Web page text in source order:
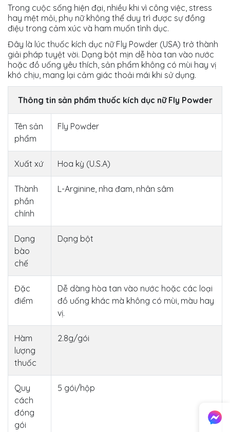
Trong cuộc sống hiện đại, nhiều khi vì công việc, stress
hay mệt mỏi, phụ nữ không thể duy trì được sự đồng
điệu trong cảm xúc và ham muốn tình dục.
Đây là lúc thuốc kích dục nữ Fly Powder (USA) trở thành
giải pháp tuyệt vời. Dạng bột mịn dễ hòa tan vào nước
hoặc đồ uống yêu thích, sản phẩm không có mùi hay vị
khó chịu, mang lại cảm giác thoải mái khi sử dụng.
Thông tin sản phẩm thuốc kích dục nữ Fly Powder
Tên sản
phẩm
Fly Powder
Xuất xứ Hoa kỳ (U.S.A)
Thành
phần
chính
L-Arginine, nha đam, nhân sâm
Dạng
bào
chế
Dạng bột
Đặc
điểm
Dễ dàng hòa tan vào nước hoặc các loại
đồ uống khác mà không có mùi, màu hay
vị.
Hàm
lượng
thuốc
2.8g/gói
Quy
cách
đóng
gói
5 gói/hộp